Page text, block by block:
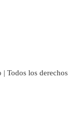
Todos los derechos